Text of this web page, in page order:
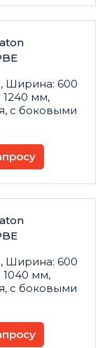
Ширина: 600
1240 мм,
с боковыми
Ширина: 600
1040 мм,
с боковыми